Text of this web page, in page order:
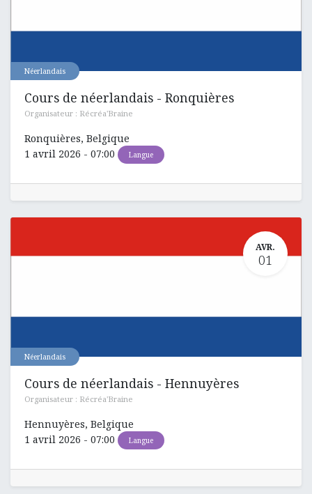
Néerlandais
Cours de néerlandais - Ronquières
Organisateur : Récréa'Braine
Ronquières, Belgique
1 avril 2026 - 07:00 Langue
AVR.
01
Néerlandais
Cours de néerlandais - Hennuyères
Organisateur : Récréa'Braine
Hennuyères, Belgique
1 avril 2026 - 07:00 Langue